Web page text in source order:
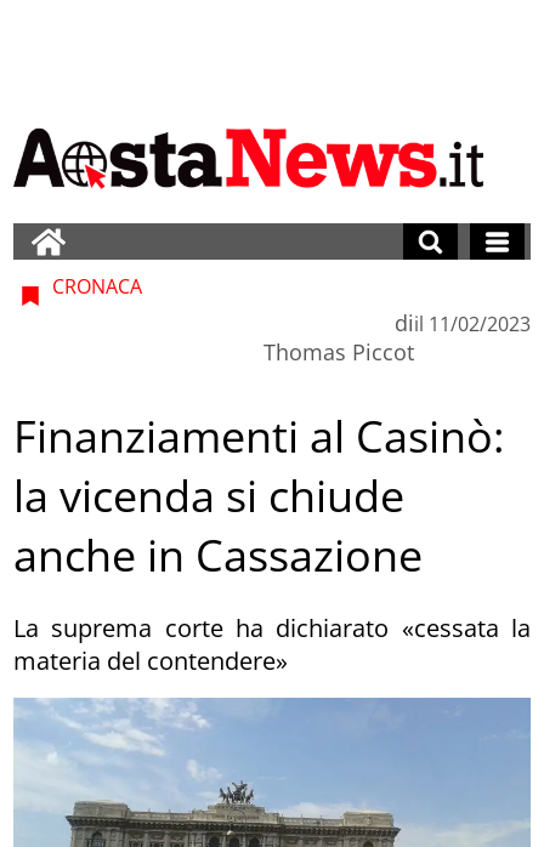
CRONACA
di
Thomas Piccot
il 11/02/2023
Finanziamenti al Casinò:
la vicenda si chiude
anche in Cassazione
La suprema corte ha dichiarato «cessata la
materia del contendere»